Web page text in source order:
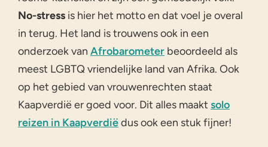
No-stress is hier het motto en dat voel je overal
in terug. Het land is trouwens ook in een
onderzoek van Afrobarometer beoordeeld als
meest LGBTQ vriendelijke land van Afrika. Ook
op het gebied van vrouwenrechten staat
Kaapverdië er goed voor. Dit alles maakt solo
reizen in Kaapverdiëdus ook een stuk fijner!